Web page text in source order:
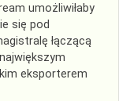
umożliwiłaby
się pod
łączącą
eksporterem